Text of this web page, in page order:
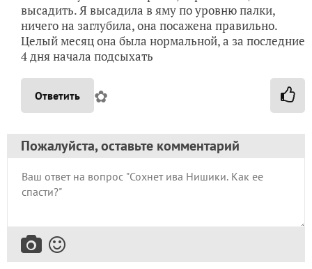
высадить. Я высадила в яму по уровню палки,
ничего на заглубила, она посажена правильно.
Целый месяц она была нормальной, а за последние
4 дня начала подсыхать
Ответить ✿
Пожалуйста, оставьте комментарий